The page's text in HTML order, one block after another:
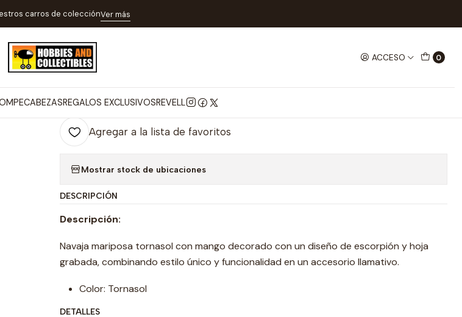
ACCESO 0
REGALOS EXCLUSIVOSREVELL
carros de colecciónVer más
Navaja Mariposa Tornasol
|
Navaja Mariposa Tornasol
Cantidad
Comprar ahora
Agregar a la lista de favoritos
Mostrar stock de ubicaciones
DESCRIPCIÓN
Descripción:
Navaja mariposa tornasol con mango decorado con un diseño de escorpión y hoja
grabada, combinando estilo único y funcionalidad en un accesorio llamativo.
Color: Tornasol
DETALLES